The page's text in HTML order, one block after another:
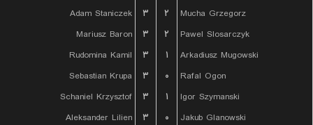
Adam Staniczek
۳ ۲
Mucha Grzegorz
Mariusz Baron
۳ ۲
Pawel Slosarczyk
Rudomina Kamil
۳ ۱
Arkadiusz Mugowski
Sebastian Krupa
۳ ۰
Rafal Ogon
Schaniel Krzysztof
۳ ۱
Igor Szymanski
Aleksander Lilien
۳ ۰
Jakub Glanowski